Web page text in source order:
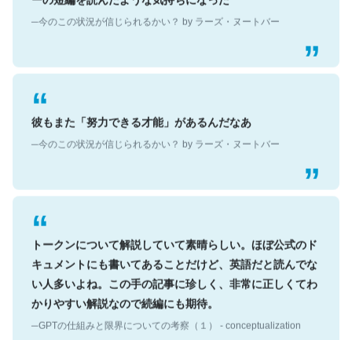
─今のこの状況が信じられるかい？ by ラーズ・ヌートバー
彼もまた「努力できる才能」があるんだなあ
─今のこの状況が信じられるかい？ by ラーズ・ヌートバー
トークンについて解説していて素晴らしい。ほぼ公式のド
キュメントにも書いてあることだけど、英語だと読んでな
い人多いよね。この手の記事に珍しく、非常に正しくてわ
かりやすい解説なので続編にも期待。
─GPTの仕組みと限界についての考察（１） - conceptualization